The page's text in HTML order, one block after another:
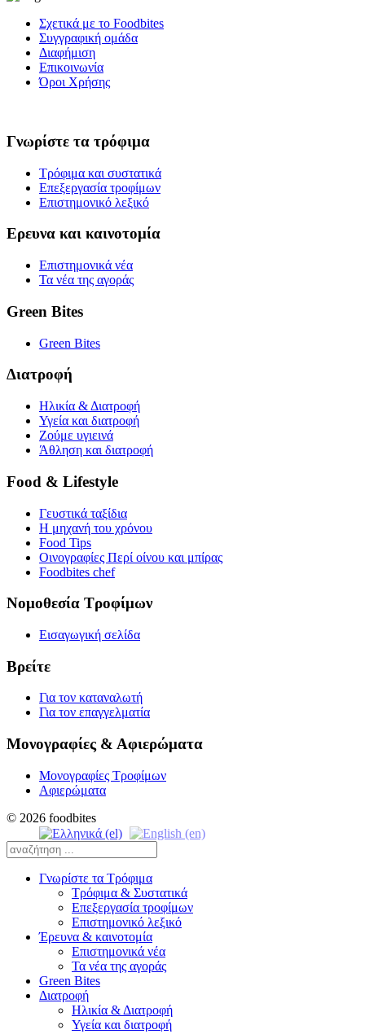
Σχετικά με το Foodbites
Συγγραφική ομάδα
Διαφήμιση
Επικοινωνία
Όροι Χρήσης
Γνωρίστε τα τρόφιμα
Τρόφιμα και συστατικά
Επεξεργασία τροφίμων
Επιστημονικό λεξικό
Ερευνα και καινοτομία
Επιστημονικά νέα
Τα νέα της αγοράς
Green Bites
Green Bites
Διατροφή
Ηλικία & Διατροφή
Υγεία και διατροφή
Ζούμε υγιεινά
Άθληση και διατροφή
Food & Lifestyle
Γευστικά ταξίδια
Η μηχανή του χρόνου
Food Tips
Οινογραφίες Περί οίνου και μπίρας
Foodbites chef
Νομοθεσία Τροφίμων
Εισαγωγική σελίδα
Βρείτε
Για τον καταναλωτή
Για τον επαγγελματία
Μονογραφίες & Αφιερώματα
Μονογραφίες Τροφίμων
Αφιερώματα
© 2026 foodbites
Γνωρίστε τα Τρόφιμα
Τρόφιμα & Συστατικά
Επεξεργασία τροφίμων
Επιστημονικό λεξικό
Έρευνα & καινοτομία
Επιστημονικά νέα
Τα νέα της αγοράς
Green Bites
Διατροφή
Ηλικία & Διατροφή
Υγεία και διατροφή